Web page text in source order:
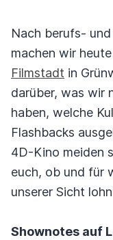
Nach berufs-
machen wir
Filmstadt in
darüber, was wir
haben, welche
Flashbacks
4D-Kino meiden
euch, ob und für
unserer Sicht
Shownotes auf